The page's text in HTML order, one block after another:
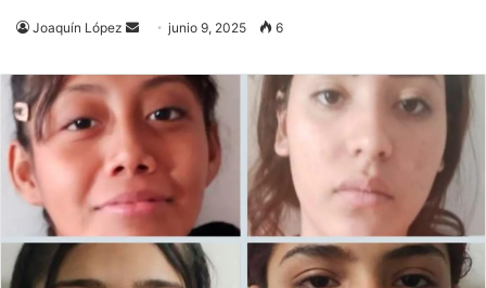
Joaquín López
Send
email
junio 9, 2025 6